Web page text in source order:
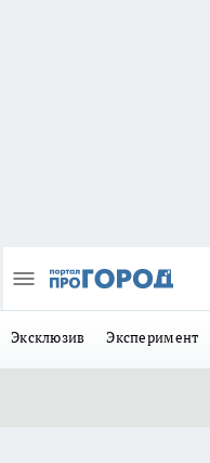
Эксклюзив Эксперимент